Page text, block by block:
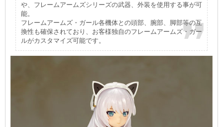
や、フレームアームズシリーズの武器、外装を使用する事が可
能。
フレームアームズ・ガール各機体との頭部、腕部、脚部等の互
換性も確保されており、お客様独自のフレームアームズ・ガー
ルがカスタマイズ可能です。